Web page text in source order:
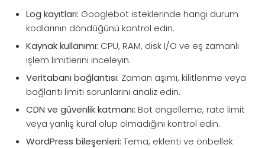
Log kayıtları: Googlebot isteklerinde hangi durum
kodlarının döndüğünü kontrol edin.
Kaynak kullanımı: CPU, RAM, disk I/O ve eş zamanlı
işlem limitlerini inceleyin.
Veritabanı bağlantısı: Zaman aşımı, kilitlenme veya
bağlantı limiti sorunlarını analiz edin.
CDN ve güvenlik katmanı: Bot engelleme, rate limit
veya yanlış kural olup olmadığını kontrol edin.
WordPress bileşenleri: Tema, eklenti ve önbellek